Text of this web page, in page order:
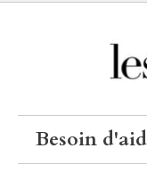
Besoin